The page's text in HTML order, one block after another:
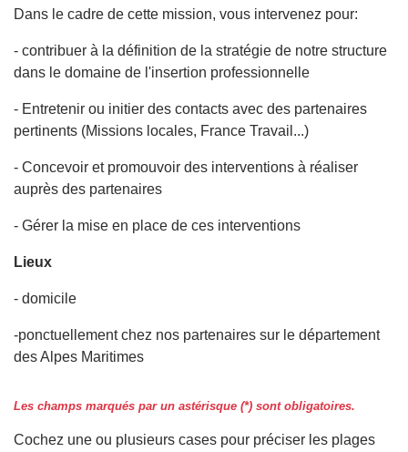
Dans le cadre de cette mission, vous intervenez pour:
- contribuer à la définition de la stratégie de notre structure
dans le domaine de l'insertion professionnelle
- Entretenir ou initier des contacts avec des partenaires
pertinents (Missions locales, France Travail...)
- Concevoir et promouvoir des interventions à réaliser
auprès des partenaires
- Gérer la mise en place de ces interventions
Lieux
- domicile
-ponctuellement chez nos partenaires sur le département
des Alpes Maritimes
Les champs marqués par un astérisque (*) sont obligatoires.
Cochez une ou plusieurs cases pour préciser les plages